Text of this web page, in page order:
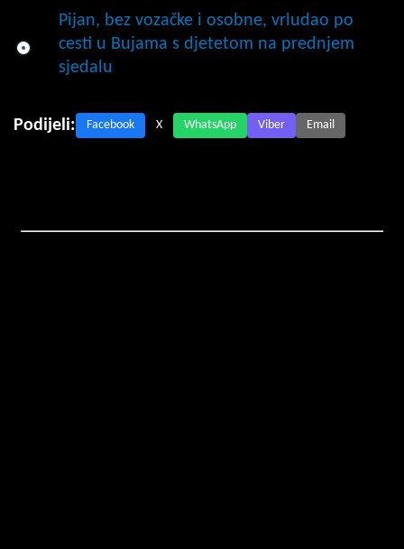
Pijan, bez vozačke i osobne, vrludao po
cesti u Bujama s djetetom na prednjem
sjedalu
Podijeli: Facebook X WhatsApp Viber Email